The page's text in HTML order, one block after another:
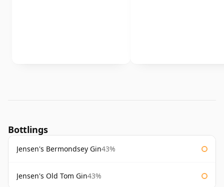
Bottlings
Jensen's Bermondsey Gin43%
Jensen's Old Tom Gin43%